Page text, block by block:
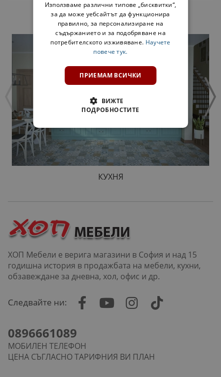
ПРОДУКТИ
КУХНЯ
ХОП Мебели е верига магазини в София и над 15
годишна история в продажбата на мебели, кухни,
обзавеждане за дневна, хол, офис и др.
Следвайте ни:
0896661089
МОБИЛЕН ТЕЛЕФОН
ЦЕНА СЪГЛАСНО ТАРИФНИЯ ВИ ПЛАН
Използваме различни типове „бисквитки“,
за да може уебсайтът да функционира
правилно, за персонализиране на
съдържанието и за подобряване на
потребителското изживяване. Научете
повече тук.
ПРИЕМАМ ВСИЧКИ
ВИЖТЕ
ПОДРОБНОСТИТЕ